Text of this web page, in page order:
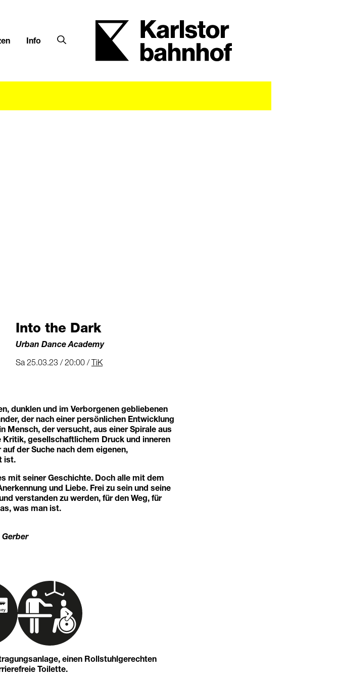
Info
Into the Dark
Urban Dance Academy
Sa 25.03.23 / 20:00 /TiK
dunklen und im Verborgenen gebliebenen
der nach einer persönlichen Entwicklung
Mensch, der versucht, aus einer Spirale aus
gesellschaftlichem Druck und inneren
der Suche nach dem eigenen,
ist.
mit seiner Geschichte. Doch alle mit dem
und Liebe. Frei zu sein und seine
verstanden zu werden, für den Weg, für
was man ist.
Gerber
einen Rollstuhlgerechten
Toilette.